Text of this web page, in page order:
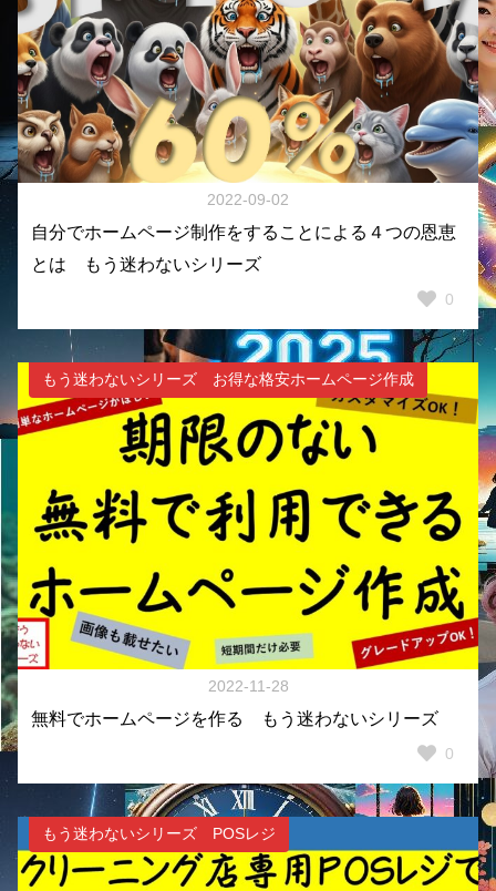
2022-09-02
自分でホームページ制作をすることによる４つの恩恵
とは もう迷わないシリーズ
0
もう迷わないシリーズ お得な格安ホームページ作成
2022-11-28
無料でホームページを作る もう迷わないシリーズ
0
もう迷わないシリーズ POSレジ